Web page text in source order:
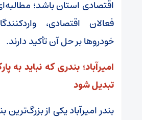
اقتصادی استان باشد؛
فعالان اقتصادی،
خودروها بر حل آن تأکید دارند.
امیرآباد؛ بندری که نباید به
تبدیل شود
بندر امیرآباد یکی از بزرگ‌ترین